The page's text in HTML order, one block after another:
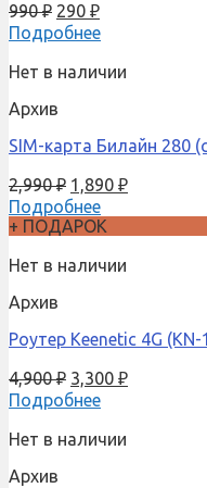
990₽ 290 ₽
Подробнее
Нет в наличии
Архив
SIM-карта Билайн 280
2,990₽ 1,890 ₽
Подробнее
+ ПОДАРОК
Нет в наличии
Архив
Роутер Keenetic 4G (KN-
4,900₽ 3,300 ₽
Подробнее
Нет в наличии
Архив